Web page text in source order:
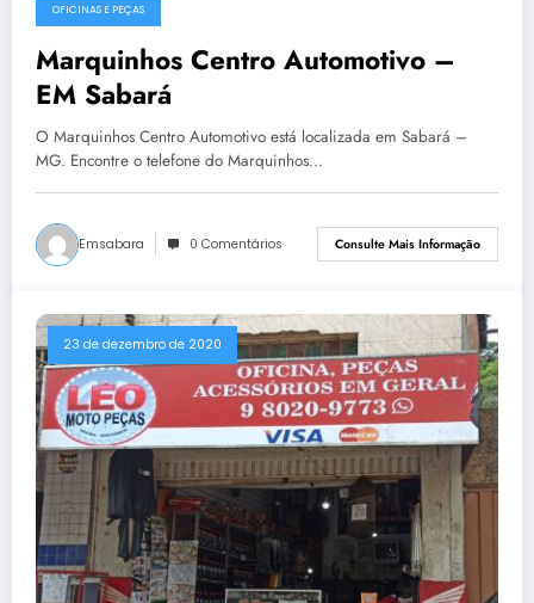
OFICINAS E PEÇAS
Marquinhos Centro Automotivo –
EM Sabará
O Marquinhos Centro Automotivo está localizada em Sabará –
MG. Encontre o telefone do Marquinhos…
Emsabara 0 Comentários Consulte Mais Informação
23 de dezembro de 2020